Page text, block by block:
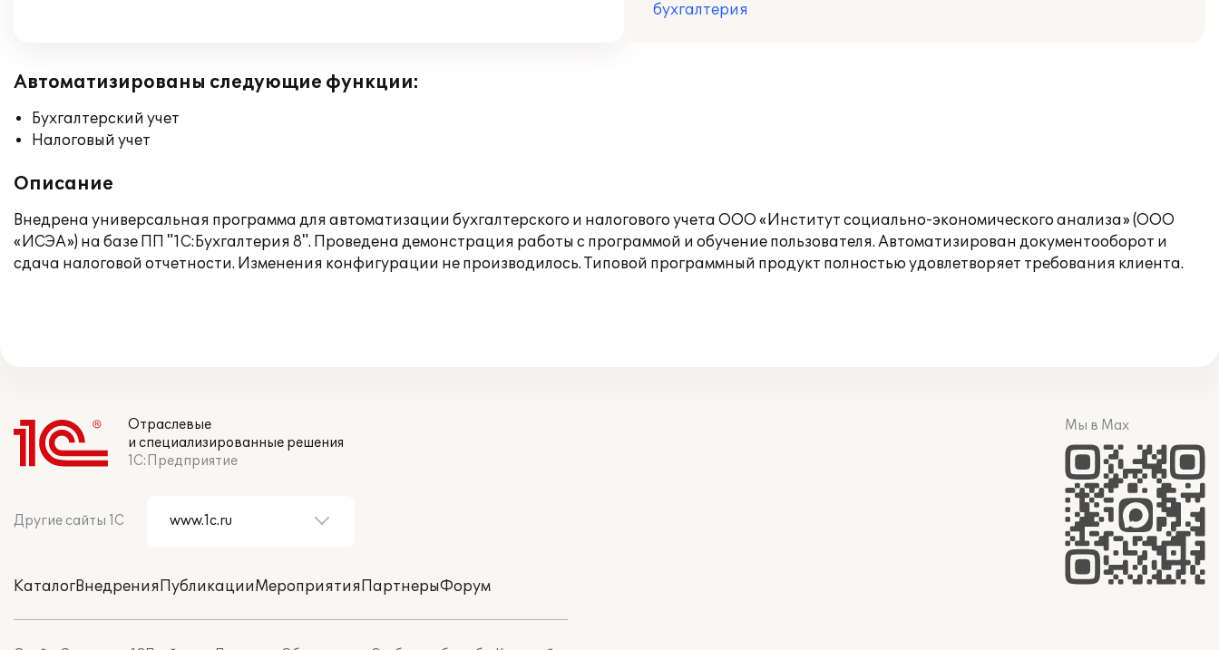
бухгалтерия
Автоматизированы следующие функции:
Бухгалтерский учет
Налоговый учет
Описание
Внедрена универсальная программа для автоматизации бухгалтерского и налогового учета ООО «Институт социально-экономического анализа» (ООО
«ИСЭА») на базе ПП "1С:Бухгалтерия 8". Проведена демонстрация работы с программой и обучение пользователя. Автоматизирован документооборот и
сдача налоговой отчетности. Изменения конфигурации не производилось. Типовой программный продукт полностью удовлетворяет требования клиента.
Отраслевые
и специализированные решения
1С:Предприятие
Другие сайты 1С
КаталогВнедренияПубликацииМероприятияПартнерыФорум
Мы в Max